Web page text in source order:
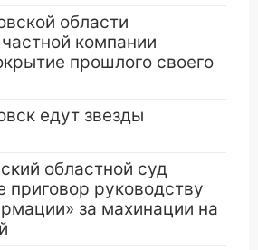
области
компании
прошлого своего
едут звезды
областной суд
приговор руководству
за махинации на